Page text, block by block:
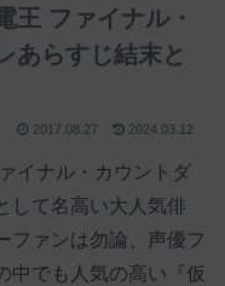
王 ファイナル・
あらすじ結末と
2017.08.27 2024.03.12
イナル・カウントダ
して名高い大人気俳
ファンは勿論、声優フ
中でも人気の高い『仮